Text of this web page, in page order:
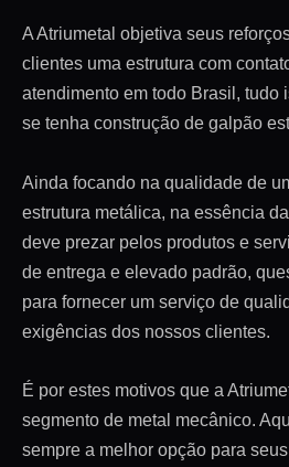
A Atriumetal objetiva seus
clientes uma estrutura com
atendimento em todo Brasil, tudo
se tenha construção de galpão
Ainda focando na qualidade de
estrutura metálica, na essência
deve prezar pelos produtos e
de entrega e elevado padrão,
para fornecer um serviço de
exigências dos nossos clientes.
É por estes motivos que a
segmento de metal mecânico.
sempre a melhor opção para